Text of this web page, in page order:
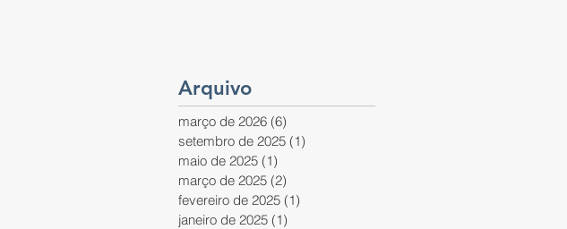
Arquivo
março de 2026 (6)
setembro de 2025 (1)
maio de 2025 (1)
março de 2025 (2)
fevereiro de 2025 (1)
janeiro de 2025 (1)